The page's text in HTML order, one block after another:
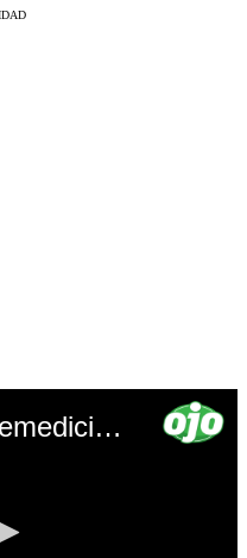
El aumento de la telemedicina durante la pandemia